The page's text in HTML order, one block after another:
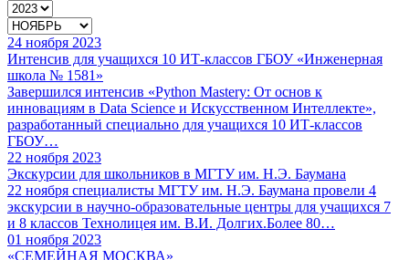
24 ноября 2023
Интенсив для учащихся 10 ИТ-классов ГБОУ «Инженерная
школа № 1581»
Завершился интенсив «Python Mastery: От основ к
инновациям в Data Science и Искусственном Интеллекте»,
разработанный специально для учащихся 10 ИТ-классов
ГБОУ…
22 ноября 2023
Экскурсии для школьников в МГТУ им. Н.Э. Баумана
22 ноября специалисты МГТУ им. Н.Э. Баумана провели 4
экскурсии в научно-образовательные центры для учащихся 7
и 8 классов Технолицея им. В.И. Долгих.Более 80…
01 ноября 2023
«СЕМЕЙНАЯ МОСКВА»